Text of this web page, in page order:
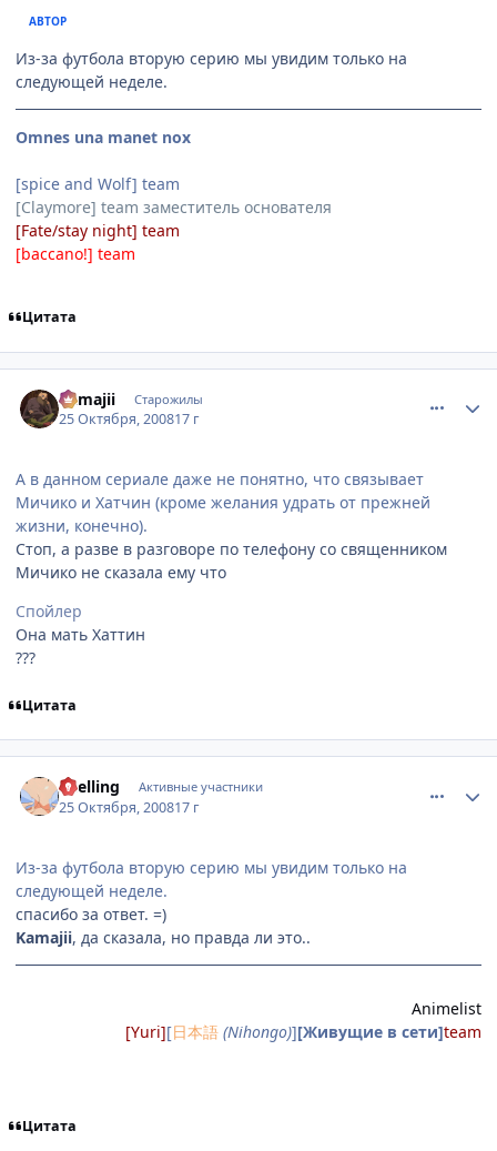
АВТОР
Из-за футбола вторую серию мы увидим только на
следующей неделе.
Omnes una manet nox
[spice and Wolf] team
[Claymore] team заместитель основателя
[Fate/stay night] team
[baccano!] team
Цитата
Kamajii Старожилы
25 Октября, 200817 г
А в данном сериале даже не понятно, что связывает
Мичико и Хатчин (кроме желания удрать от прежней
жизни, конечно).
Стоп, а разве в разговоре по телефону со священником
Мичико не сказала ему что
Спойлер
Она мать Хаттин
???
Цитата
Shelling Активные участники
25 Октября, 200817 г
Из-за футбола вторую серию мы увидим только на
следующей неделе.
спасибо за ответ. =)
Kamajii, да сказала, но правда ли это..
Animelist
[Yuri][日本語 (Nihongo)][Живущие в сети]team
Цитата